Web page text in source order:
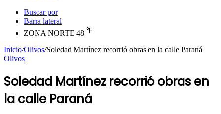
Buscar por
Barra lateral
ZONA NORTE 48 ℉
Inicio/Olivos/Soledad Martínez recorrió obras en la calle Paraná
Olivos
Soledad Martínez recorrió obras en
la calle Paraná